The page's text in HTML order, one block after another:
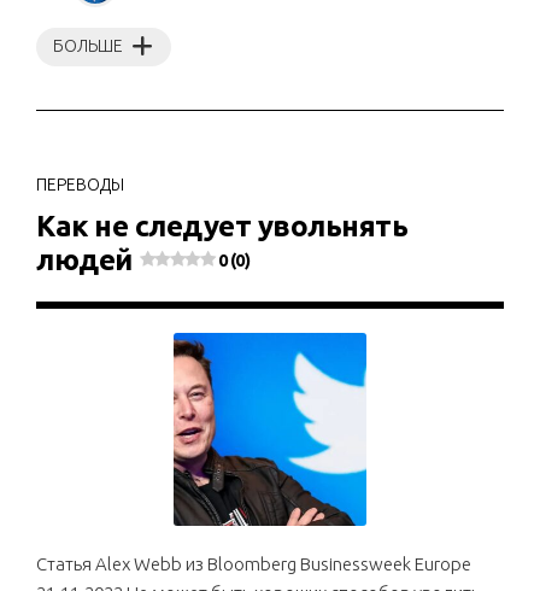
БОЛЬШЕ
ПЕРЕВОДЫ
Как не следует увольнять
людей
0 (0)
Статья Alex Webb из Bloomberg Businessweek Europe